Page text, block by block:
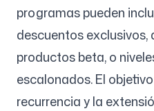
programas pueden
descuentos exclusivos,
productos beta, o
escalonados. El
recurrencia y la